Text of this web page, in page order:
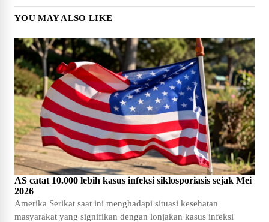
YOU MAY ALSO LIKE
AS catat 10.000 lebih kasus infeksi siklosporiasis sejak Mei
2026
Amerika Serikat saat ini menghadapi situasi kesehatan
masyarakat yang signifikan dengan lonjakan kasus infeksi